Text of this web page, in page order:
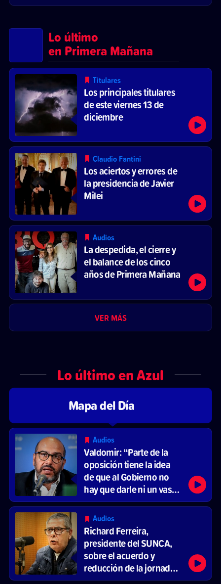
Lo último
en Primera Mañana
Titulares
Los principales titulares
de este viernes 13 de
diciembre
Claudio Fantini
Los aciertos y errores de
la presidencia de Javier
Milei
Audios
La despedida, el cierre y
el balance de los cinco
años de Primera Mañana
VER MÁS
Lo último en Azul
Mapa del Día
Audios
Valdomir: “Parte de la
oposición tiene la idea
de que al Gobierno no
hay que darle ni un vaso
de agua”
Audios
Richard Ferreira,
presidente del SUNCA,
sobre el acuerdo y
reducción de la jornada
laboral